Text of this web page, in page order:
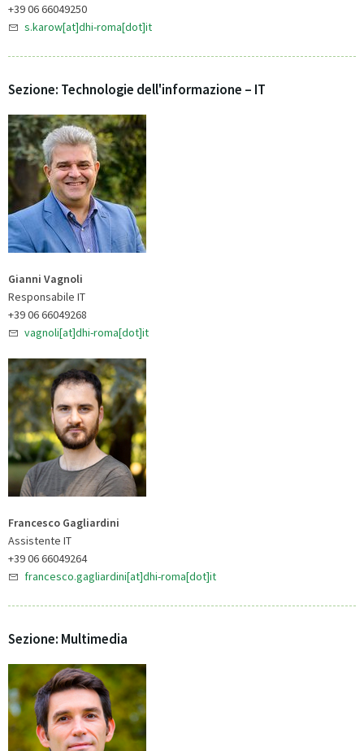
+39 06 66049250
s.karow[at]dhi-roma[dot]it
Sezione: Technologie dell'informazione – IT
Gianni Vagnoli
Responsabile IT
+39 06 66049268
vagnoli[at]dhi-roma[dot]it
Francesco Gagliardini
Assistente IT
+39 06 66049264
francesco.gagliardini[at]dhi-roma[dot]it
Sezione: Multimedia